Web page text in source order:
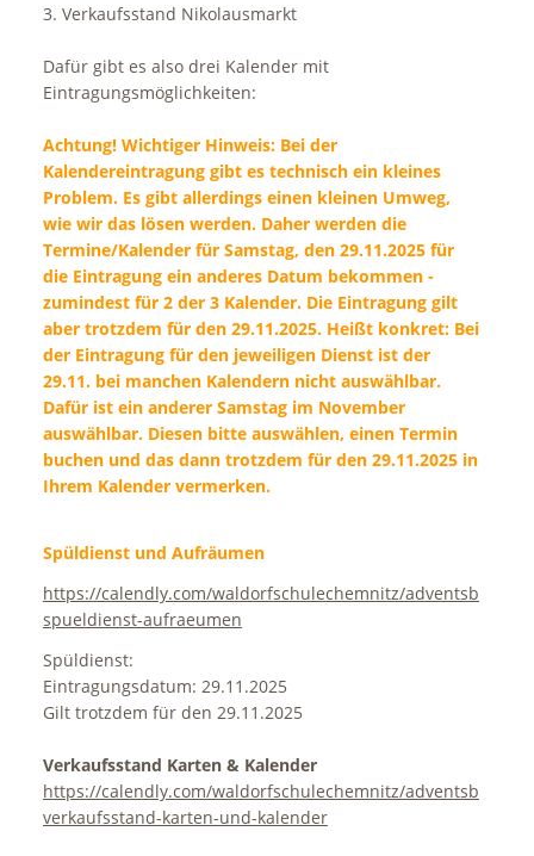
3. Verkaufsstand Nikolausmarkt
Dafür gibt es also drei Kalender mit
Eintragungsmöglichkeiten:
Achtung! Wichtiger Hinweis: Bei der
Kalendereintragung gibt es technisch ein kleines
Problem. Es gibt allerdings einen kleinen Umweg,
wie wir das lösen werden. Daher werden die
Termine/Kalender für Samstag, den 29.11.2025 für
die Eintragung ein anderes Datum bekommen -
zumindest für 2 der 3 Kalender. Die Eintragung gilt
aber trotzdem für den 29.11.2025. Heißt konkret: Bei
der Eintragung für den jeweiligen Dienst ist der
29.11. bei manchen Kalendern nicht auswählbar.
Dafür ist ein anderer Samstag im November
auswählbar. Diesen bitte auswählen, einen Termin
buchen und das dann trotzdem für den 29.11.2025 in
Ihrem Kalender vermerken.
Spüldienst und Aufräumen
https://calendly.com/waldorfschulechemnitz/adventsbasar-
spueldienst-aufraeumen
Spüldienst:
Eintragungsdatum: 29.11.2025
Gilt trotzdem für den 29.11.2025
Verkaufsstand Karten & Kalender
https://calendly.com/waldorfschulechemnitz/adventsbasar-
verkaufsstand-karten-und-kalender